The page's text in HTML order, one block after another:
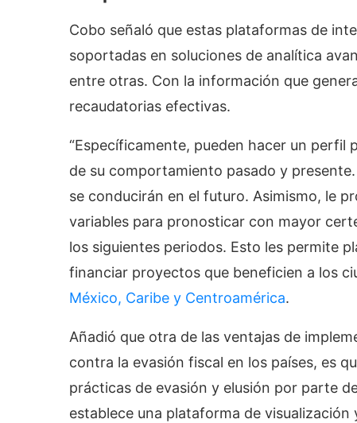
Cobo señaló que estas plataformas de
soportadas en soluciones de analítica
entre otras. Con la información que
recaudatorias efectivas.
“Específicamente, pueden hacer un
de su comportamiento pasado y
se conducirán en el futuro. Asimismo, le
variables para pronosticar con mayor
los siguientes periodos. Esto les permite
financiar proyectos que beneficien a los
México, Caribe y Centroamérica.
Añadió que otra de las ventajas de
contra la evasión fiscal en los países, es
prácticas de evasión y elusión por parte
establece una plataforma de